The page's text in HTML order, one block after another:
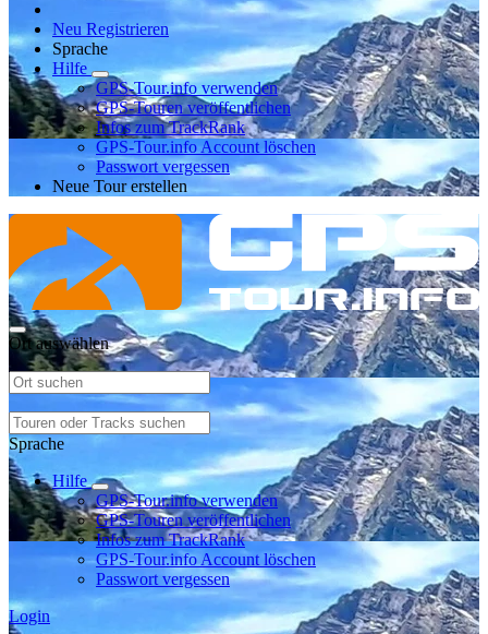
Neu Registrieren
Sprache
Hilfe
GPS-Tour.info verwenden
GPS-Touren veröffentlichen
Infos zum TrackRank
GPS-Tour.info Account löschen
Passwort vergessen
Neue Tour erstellen
Ort auswählen
Sprache
Hilfe
GPS-Tour.info verwenden
GPS-Touren veröffentlichen
Infos zum TrackRank
GPS-Tour.info Account löschen
Passwort vergessen
Login